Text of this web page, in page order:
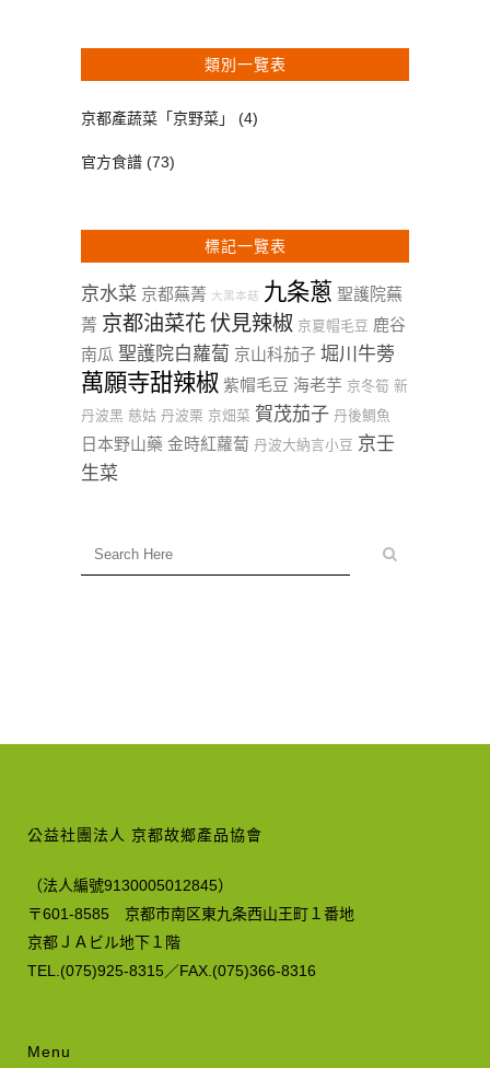
類別一覽表
京都產蔬菜「京野菜」 (4)
官方食譜 (73)
標記一覽表
京水菜 京都蕪菁 大黑本菇 九条蔥 聖護院蕪
菁 京都油菜花伏見辣椒 京夏帽毛豆 鹿谷
南瓜 聖護院白蘿蔔 京山科茄子 堀川牛蒡
萬願寺甜辣椒 紫帽毛豆 海老芋 京冬筍 新
丹波黑 慈姑 丹波栗 京畑菜 賀茂茄子 丹後鯛魚
日本野山藥 金時紅蘿蔔 丹波大納言小豆 京壬
生菜
公益社團法人 京都故鄉產品協會
（法人編號9130005012845）
〒601-8585 京都市南区東九条西山王町１番地
京都ＪＡビル地下１階
TEL.(075)925-8315／FAX.(075)366-8316
Menu